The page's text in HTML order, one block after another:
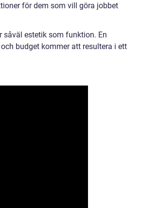
för dem som vill göra jobbet
estetik som funktion. En
budget kommer att resultera i ett